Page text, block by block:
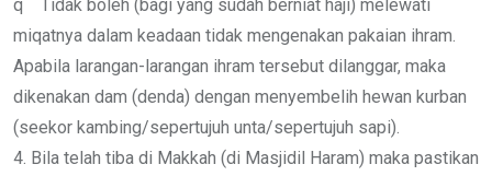
q Tidak boleh (bagi yang sudah berniat haji) melewati
miqatnya dalam keadaan tidak mengenakan pakaian ihram.
Apabila larangan-larangan ihram tersebut dilanggar, maka
dikenakan dam (denda) dengan menyembelih hewan kurban
(seekor kambing/sepertujuh unta/sepertujuh sapi).
4. Bila telah tiba di Makkah (di Masjidil Haram) maka pastikan